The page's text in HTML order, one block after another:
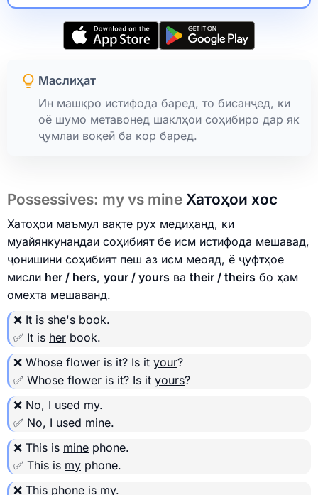
Маслиҳат
Ин машқро истифода баред, то бисанҷед, ки
оё шумо метавонед шаклҳои соҳибиро дар як
ҷумлаи воқеӣ ба кор баред.
Possessives: my vs mine Хатоҳои хос
Хатоҳои маъмул вақте рух медиҳанд, ки
муайянкунандаи соҳибият бе исм истифода мешавад,
ҷонишини соҳибият пеш аз исм меояд, ё ҷуфтҳое
мисли her / hers, your / yours ва their / theirs бо ҳам
омехта мешаванд.
❌ It is she's book.
✅ It is her book.
❌ Whose flower is it? Is it your?
✅ Whose flower is it? Is it yours?
❌ No, I used my.
✅ No, I used mine.
❌ This is mine phone.
✅ This is my phone.
❌ This phone is my.